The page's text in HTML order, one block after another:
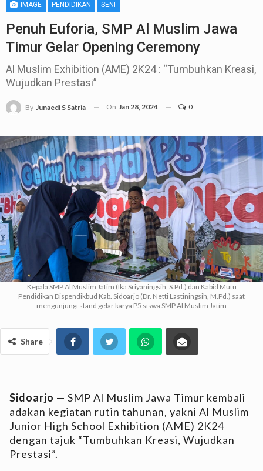
IMAGE PENDIDIKAN SENI
Penuh Euforia, SMP Al Muslim Jawa
Timur Gelar Opening Ceremony
Al Muslim Exhibition (AME) 2K24 : “Tumbuhkan Kreasi,
Wujudkan Prestasi”
By Junaedi S Satria On Jan 28, 2024 0
Kepala SMP Al Muslim Jatim (Ika Sriyaningsih, S.Pd.) dan Kabid Mutu
Pendidikan Dispendikbud Kab. Sidoarjo (Dr. Netti Lastiningsih, M.Pd.) saat
mengunjungi stand gelar karya P5 siswa SMP Al Muslim Jatim
Share
Sidoarjo — SMP Al Muslim Jawa Timur kembali
adakan kegiatan rutin tahunan, yakni Al Muslim
Junior High School Exhibition (AME) 2K24
dengan tajuk “Tumbuhkan Kreasi, Wujudkan
Prestasi”.